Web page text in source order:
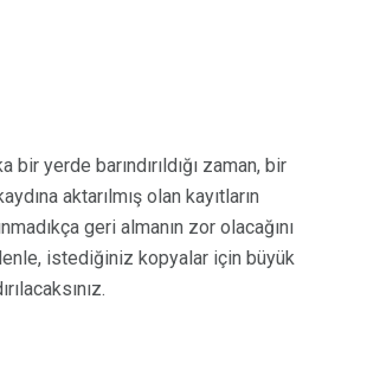
bir yerde barındırıldığı zaman, bir
aktarılmış olan kayıtların
geri almanın zor olacağını
istediğiniz kopyalar için büyük